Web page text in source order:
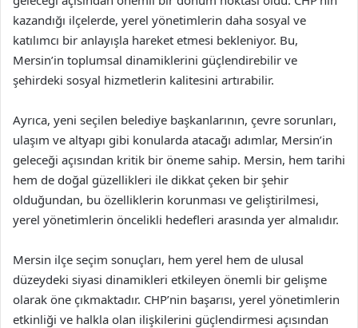
kazandığı ilçelerde, yerel yönetimlerin daha sosyal ve
katılımcı bir anlayışla hareket etmesi bekleniyor. Bu,
Mersin’in toplumsal dinamiklerini güçlendirebilir ve
şehirdeki sosyal hizmetlerin kalitesini artırabilir.
Ayrıca, yeni seçilen belediye başkanlarının, çevre sorunları,
ulaşım ve altyapı gibi konularda atacağı adımlar, Mersin’in
geleceği açısından kritik bir öneme sahip. Mersin, hem tarihi
hem de doğal güzellikleri ile dikkat çeken bir şehir
olduğundan, bu özelliklerin korunması ve geliştirilmesi,
yerel yönetimlerin öncelikli hedefleri arasında yer almalıdır.
Mersin ilçe seçim sonuçları, hem yerel hem de ulusal
düzeydeki siyasi dinamikleri etkileyen önemli bir gelişme
olarak öne çıkmaktadır. CHP’nin başarısı, yerel yönetimlerin
etkinliği ve halkla olan ilişkilerini güçlendirmesi açısından